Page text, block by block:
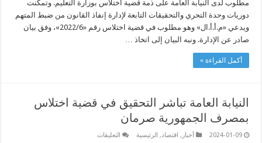
مطلوب لدى النيابة العامة على ذمة قضية اختلاس بوزارة التعليم. وتمكنت
دوريات وحدة التحري والتحقيقات التابعة لإدارة إنفاذ القانون من ضبط المتهم
ويدعي «م.أ.أ.ال» وهو مطلوب في قضية اختلاس رقم «2022/6»، وفق بيان
صادر عن الإدارة. ونبه البيان إلى اتخاذ …
أكمل القراءة »
النيابة العامة تباشر التحقيق في قضية اختلاس
بمصرف الجمهورية صرمان
2024-01-09 أخبار , اقتصاد, الرئيسية التعليقات